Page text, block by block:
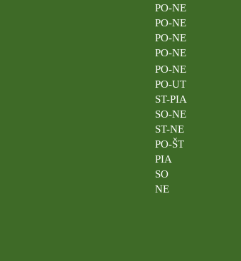
PO-NE
PO-NE
PO-NE
PO-NE
PO-NE
PO-UT
ST-PIA
SO-NE
ST-NE
PO-ŠT
PIA
SO
NE